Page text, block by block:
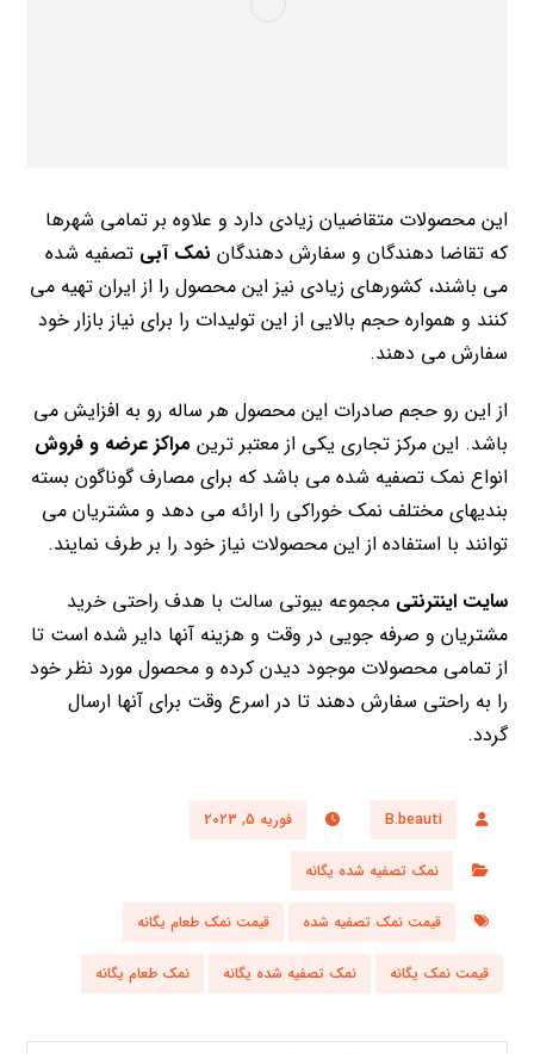
این محصولات متقاضیان زیادی دارد و علاوه بر تمامی شهرها
که تقاضا دهندگان و سفارش دهندگان نمک آبیتصفیه شده
می باشند، کشورهای زیادی نیز این محصول را از ایران تهیه می
کنند و همواره حجم بالایی از این تولیدات را برای نیاز بازار خود
سفارش می دهند.
از این رو حجم صادرات این محصول هر ساله رو به افزایش می
باشد. این مرکز تجاری یکی از معتبر ترین مراکز عرضه و فروش
انواع نمک تصفیه شده می باشد که برای مصارف گوناگون بسته
بندیهای مختلف نمک خوراکی را ارائه می دهد و مشتریان می
توانند با استفاده از این محصولات نیاز خود را بر طرف نمایند.
سایت اینترنتی مجموعه بیوتی سالت با هدف راحتی خرید
مشتریان و صرفه جویی در وقت و هزینه آنها دایر شده است تا
از تمامی محصولات موجود دیدن کرده و محصول مورد نظر خود
را به راحتی سفارش دهند تا در اسرع وقت برای آنها ارسال
گردد.
B.beauti فوریه 5, 2023
نمک تصفیه شده یگانه
قیمت نمک تصفیه شده قیمت نمک طعام یگانه
قیمت نمک یگانه نمک تصفیه شده یگانه نمک طعام یگانه